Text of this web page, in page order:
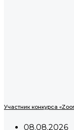
Участник конкурса
08.08.2026